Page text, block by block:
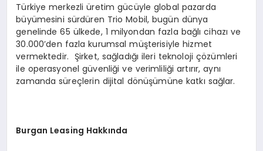
Türkiye merkezli üretim gücüyle global pazarda
büyümesini sürdüren Trio Mobil, bugün dünya
genelinde 65 ülkede, 1 milyondan fazla bağlı cihazı ve
30.000’den fazla kurumsal müşterisiyle hizmet
vermektedir. Şirket, sağladığı ileri teknoloji çözümleri
ile operasyonel güvenliği ve verimliliği artırır, aynı
zamanda süreçlerin dijital dönüşümüne katkı sağlar.
Burgan Leasing Hakkında